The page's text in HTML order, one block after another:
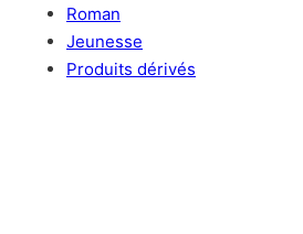
Roman
Jeunesse
Produits dérivés